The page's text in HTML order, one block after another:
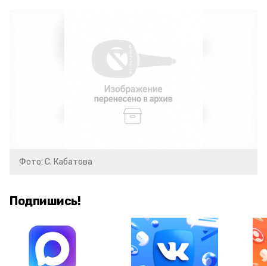
Фото: С. Кабатова
Подпишись!